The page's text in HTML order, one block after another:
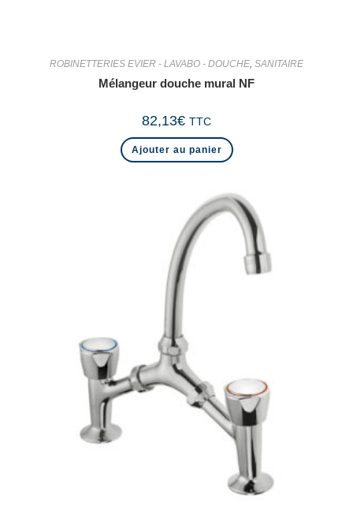
ROBINETTERIES EVIER - LAVABO - DOUCHE, SANITAIRE
Mélangeur douche mural NF
82,13€ TTC
Ajouter au panier